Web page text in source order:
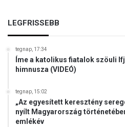
LEGFRISSEBB
tegnap, 17:34
Íme a katolikus fiatalok szöuli
himnusza (VIDEÓ)
tegnap, 15:02
„Az egyesített keresztény
nyílt Magyarország
emlékév